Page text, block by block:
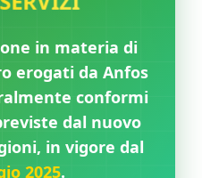
in materia di
erogati da Anfos
conformi
dal nuovo
in vigore dal
2025.